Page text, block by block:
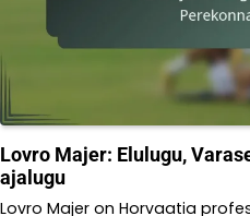
Lovro Majer: Elulugu,
ajalugu
Lovro Majer on Horvaatia